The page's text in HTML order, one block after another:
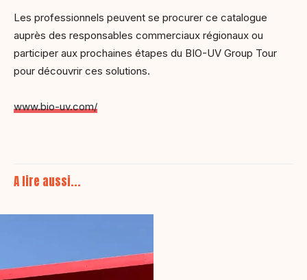
Les professionnels peuvent se procurer ce catalogue
auprès des responsables commerciaux régionaux ou
participer aux prochaines étapes du BIO-UV Group Tour
pour découvrir ces solutions.
www.bio-uv.com/
A lire aussi...